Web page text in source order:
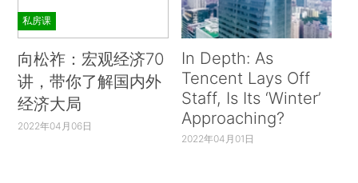
私房课
向松祚：宏观经济70
讲，带你了解国内外
经济大局
2022年04月06日
In Depth: As
Tencent Lays Off
Staff, Is Its ‘Winter’
Approaching?
2022年04月01日